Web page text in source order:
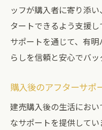
ッフが購入者に寄り添
タートできるよう支援
サポートを通じて、有
らしを信頼と安心でバッ
購入後のアフターサポ
建売購入後の生活にお
なサポートを提供して